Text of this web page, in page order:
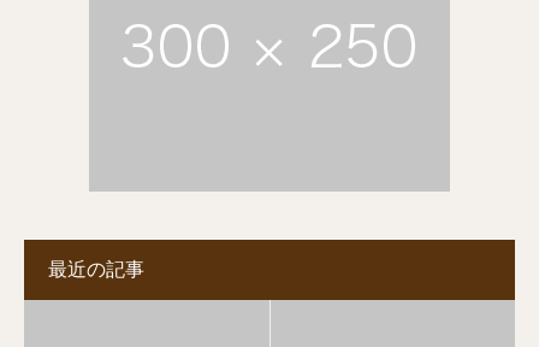
最近の記事